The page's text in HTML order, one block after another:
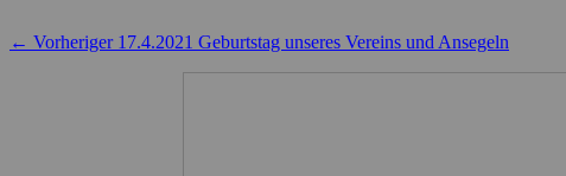
Beitragsnavigation
← Vorheriger Vorheriger
17.4.2021 Geburtstag unseres Vereins und Ansegeln